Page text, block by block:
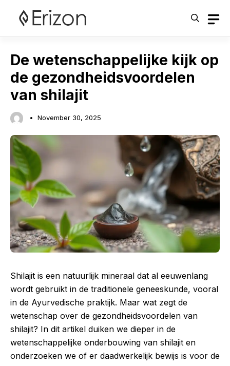
De wetenschappelijke kijk op
de gezondheidsvoordelen
van shilajit
November 30, 2025
Shilajit is een natuurlijk mineraal dat al eeuwenlang
wordt gebruikt in de traditionele geneeskunde, vooral
in de Ayurvedische praktijk. Maar wat zegt de
wetenschap over de gezondheidsvoordelen van
shilajit? In dit artikel duiken we dieper in de
wetenschappelijke onderbouwing van shilajit en
onderzoeken we of er daadwerkelijk bewijs is voor de